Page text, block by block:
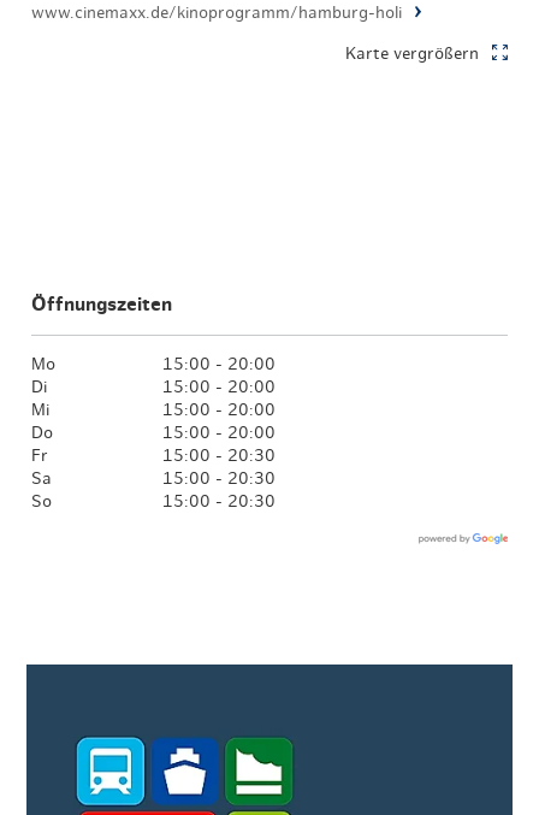
www.cinemaxx.de/kinoprogramm/hamburg-holi
Karte vergrößern
Öffnungszeiten
Mo
15:00 - 20:00
Di
15:00 - 20:00
Mi
15:00 - 20:00
Do
15:00 - 20:00
Fr
15:00 - 20:30
Sa
15:00 - 20:30
So
15:00 - 20:30